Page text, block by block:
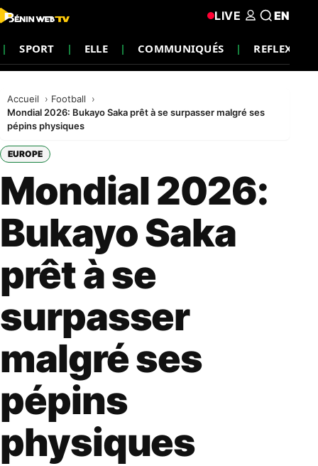
SPORT ELLE COMMUNIQUÉS REFLEXION
LIVE EN
Accueil
Football
Mondial 2026: Bukayo Saka prêt à se surpasser malgré ses
pépins physiques
EUROPE
Mondial 2026:
Bukayo Saka
prêt à se
surpasser
malgré ses
pépins
physiques